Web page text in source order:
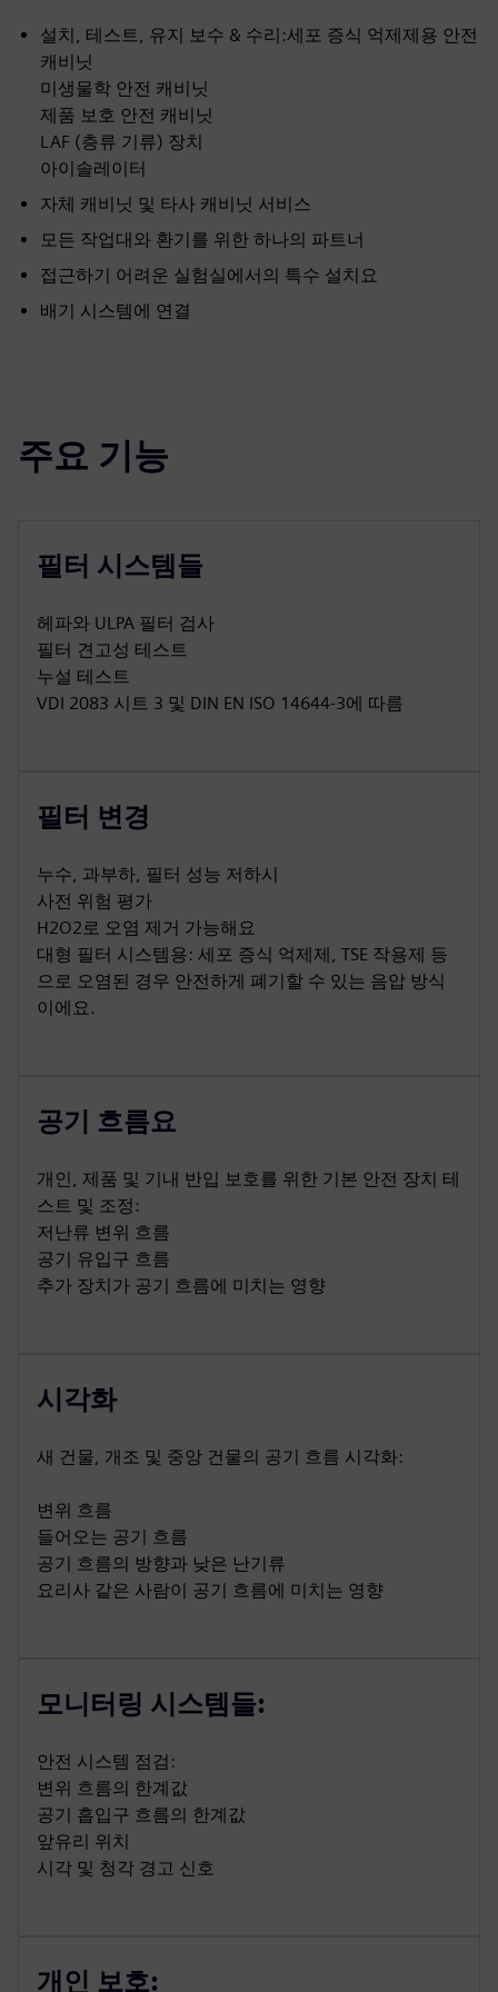
설치, 테스트, 유지 보수 & 수리:세포 증식 억제제용 안전
캐비닛
미생물학 안전 캐비닛
제품 보호 안전 캐비닛
LAF (층류 기류) 장치
아이솔레이터
자체 캐비닛 및 타사 캐비닛 서비스
모든 작업대와 환기를 위한 하나의 파트너
접근하기 어려운 실험실에서의 특수 설치요
배기 시스템에 연결
주요 기능
필터 시스템들
헤파와 ULPA 필터 검사
필터 견고성 테스트
누설 테스트
VDI 2083 시트 3 및 DIN EN ISO 14644-3에 따름
필터 변경
누수, 과부하, 필터 성능 저하시
사전 위험 평가
H2O2로 오염 제거 가능해요
대형 필터 시스템용: 세포 증식 억제제, TSE 작용제 등
으로 오염된 경우 안전하게 폐기할 수 있는 음압 방식
이에요.
공기 흐름요
개인, 제품 및 기내 반입 보호를 위한 기본 안전 장치 테
스트 및 조정:
저난류 변위 흐름
공기 유입구 흐름
추가 장치가 공기 흐름에 미치는 영향
시각화
새 건물, 개조 및 중앙 건물의 공기 흐름 시각화:
변위 흐름
들어오는 공기 흐름
공기 흐름의 방향과 낮은 난기류
요리사 같은 사람이 공기 흐름에 미치는 영향
모니터링 시스템들:
안전 시스템 점검:
변위 흐름의 한계값
공기 흡입구 흐름의 한계값
앞유리 위치
시각 및 청각 경고 신호
개인 보호: